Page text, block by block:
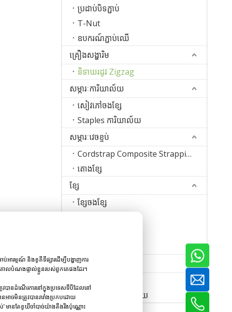
ពទឹក។
ប្រដាប់បិទភ្ជាប់
T-Nut
ឧបករណ៍ភ្ជាប់ឈើ
គ្រឿងសង្ហារិម
និទាឃរដូវ Zigzag
សម្ភារៈការិយាល័យ
សៀវភៅចងខ្សែ
Staples ការិយាល័យ
សម្ភារៈវេចខ្ចប់
Cordstrap Composite Strapping
តោងខ្សែ
ខ្សែ
ខ្សែចងខ្សែ
ម៉ាស៊ីន
ម៉ាស៊ីនរំកិលខ្សែស្រឡាយ
អារម្មណ៍ និងខូគីទីផ្សារដើម្បីបង្ហាញការ
គោលបំណងផ្ទាល់ខ្លួនរបស់ពួកគេផងដែរ។
ានដំណើរការនៅក្នុងប្រទេសទីបីដែលនៅ
អាចមិនត្រូវបានរារាំងប្រកបដោយ
' មានតែខូឃីចាំបាច់យ៉ាងតឹងរឹងប៉ុណ្ណោះ